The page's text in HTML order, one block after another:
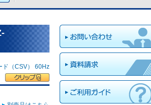
ド（CSV） 60Hz